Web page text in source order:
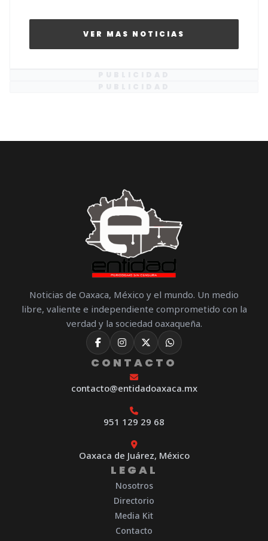
VER MAS NOTICIAS
Noticias de Oaxaca, México y el mundo. Un medio
libre, valiente e independiente comprometido con la
verdad y la sociedad oaxaqueña.
CONTACTO
contacto@entidadoaxaca.mx
951 129 29 68
Oaxaca de Juárez, México
LEGAL
Nosotros
Directorio
Media Kit
Contacto